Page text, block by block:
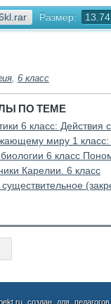
Размер:
6 класс
ПО ТЕМЕ
6 класс:
миру 1
6 класс
Карелии. 6 класс
создан для